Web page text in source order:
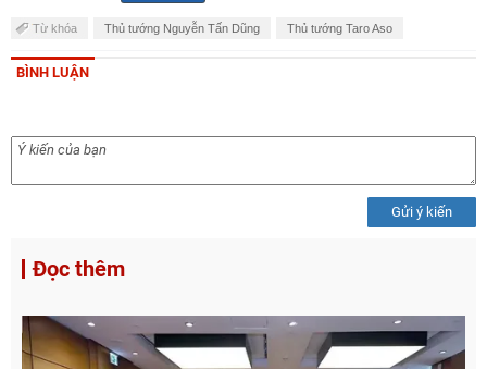
Từ khóa Thủ tướng Nguyễn Tấn Dũng Thủ tướng Taro Aso
BÌNH LUẬN
Gửi ý kiến
Đọc thêm